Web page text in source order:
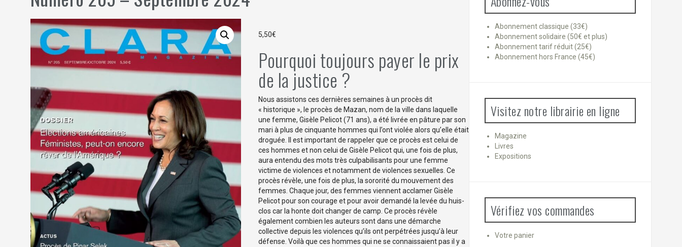
5,50€
Pourquoi toujours payer le prix
de la justice ?
Nous assistons ces dernières semaines à un procès dit
« historique », le procès de Mazan, nom de la ville dans laquelle
une femme, Gisèle Pelicot (71 ans), a été livrée en pâture par son
mari à plus de cinquante hommes qui l’ont violée alors qu’elle était
droguée. Il est important de rappeler que ce procès est celui de
ces hommes et non celui de Gisèle Pelicot qui, une fois de plus,
aura entendu des mots très culpabilisants pour une femme
victime de violences et notamment de violences sexuelles. Ce
procès révèle, une fois de plus, la sororité du mouvement des
femmes. Chaque jour, des femmes viennent acclamer Gisèle
Pelicot pour son courage et pour avoir demandé la levée du huis-
clos car la honte doit changer de camp. Ce procès révèle
également combien les auteurs sont dans une démarche
collective depuis les violences qu’ils ont perpétrées jusqu’à leur
défense. Voilà que ces hommes qui ne se connaissaient pas il y a
Abonnement classique (33€)
Abonnement solidaire (50€ et plus)
Abonnement tarif réduit (25€)
Abonnement hors France (45€)
Visitez notre librairie en ligne
Magazine
Livres
Expositions
Vérifiez vos commandes
Votre panier